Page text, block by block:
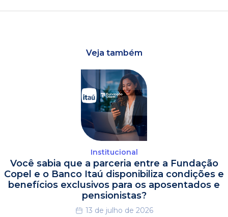
Veja também
Institucional
Você sabia que a parceria entre a Fundação
Copel e o Banco Itaú disponibiliza condições e
benefícios exclusivos para os aposentados e
pensionistas?
13 de julho de 2026